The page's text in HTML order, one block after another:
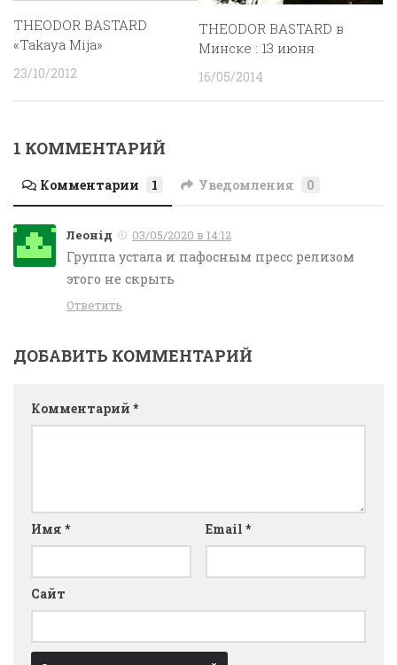
THEODOR BASTARD
«Takaya Mija»
23/10/2012
THEODOR BASTARD в
Минске : 13 июня
16/05/2014
1 КОММЕНТАРИЙ
Комментарии 1 Уведомления 0
Леонід 03/05/2020 в 14:12
Группа устала и пафосным пресс релизом
этого не скрыть
Ответить
ДОБАВИТЬ КОММЕНТАРИЙ
Комментарий *
Имя * Email *
Сайт